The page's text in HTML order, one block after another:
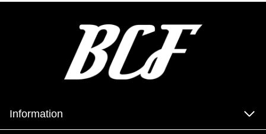
Information